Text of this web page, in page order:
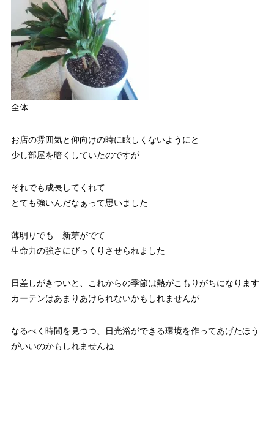
全体
お店の雰囲気と仰向けの時に眩しくないようにと
少し部屋を暗くしていたのですが
それでも成長してくれて
とても強いんだなぁって思いました
薄明りでも 新芽がでて
生命力の強さにびっくりさせられました
日差しがきついと、これからの季節は熱がこもりがちになります
カーテンはあまりあけられないかもしれませんが
なるべく時間を見つつ、日光浴ができる環境を作ってあげたほう
がいいのかもしれませんね